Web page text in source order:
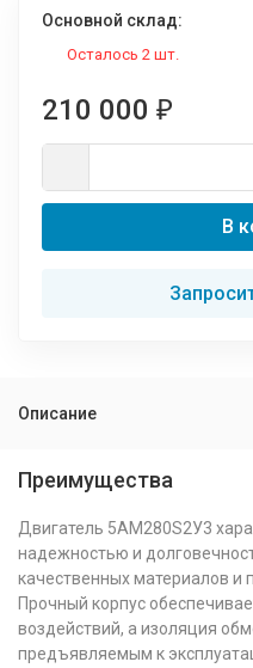
Основной склад:
Осталось 2 шт.
210 000 ₽
В
Описание
Преимущества
Двигатель 5АМ280S2У3
надежностью и
качественных материалов и
Прочный корпус
воздействий, а изоляция
предъявляемым к